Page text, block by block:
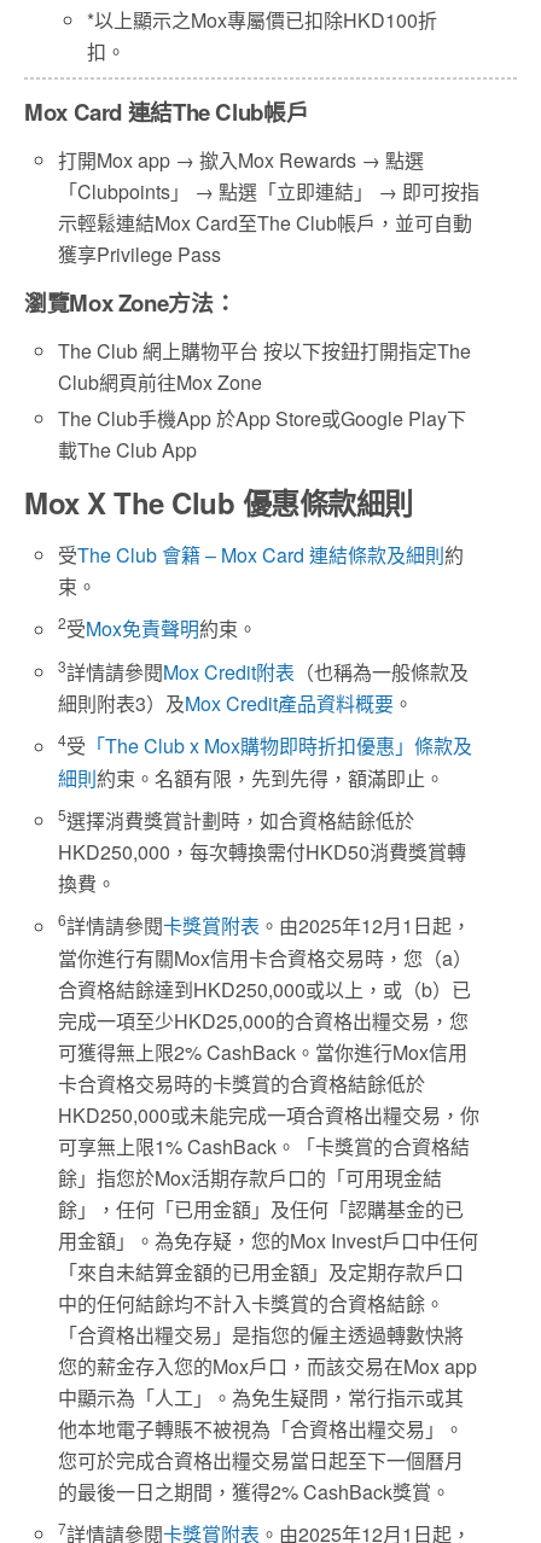
*以上顯示之Mox專屬價已扣除HKD100折
扣。
Mox Card 連結The Club帳戶
打開Mox app → 撳入Mox Rewards → 點選
「Clubpoints」 → 點選「立即連結」 → 即可按指
示輕鬆連結Mox Card至The Club帳戶，並可自動
獲享Privilege Pass
瀏覽Mox Zone方法：
The Club 網上購物平台 按以下按鈕打開指定The
Club網頁前往Mox Zone
The Club手機App 於App Store或Google Play下
載The Club App
Mox X The Club 優惠條款細則
受The Club 會籍 – Mox Card 連結條款及細則約
束。
2受Mox免責聲明約束。
3詳情請參閱Mox Credit附表 （也稱為一般條款及
細則附表3）及Mox Credit產品資料概要 。
4受 「The Club x Mox購物即時折扣優惠」條款及
細則約束。名額有限，先到先得，額滿即止。
5選擇消費獎賞計劃時，如合資格結餘低於
HKD250,000，每次轉換需付HKD50消費獎賞轉
換費。
6詳情請參閱卡獎賞附表 。由2025年12月1日起，
當你進行有關Mox信用卡合資格交易時，您（a）
合資格結餘達到HKD250,000或以上，或（b）已
完成一項至少HKD25,000的合資格出糧交易，您
可獲得無上限2% CashBack。當你進行Mox信用
卡合資格交易時的卡獎賞的合資格結餘低於
HKD250,000或未能完成一項合資格出糧交易，你
可享無上限1% CashBack。「卡獎賞的合資格結
餘」指您於Mox活期存款戶口的「可用現金結
餘」，任何「已用金額」及任何「認購基金的已
用金額」。為免存疑，您的Mox Invest戶口中任何
「來自未結算金額的已用金額」及定期存款戶口
中的任何結餘均不計入卡獎賞的合資格結餘。
「合資格出糧交易」是指您的僱主透過轉數快將
您的薪金存入您的Mox戶口，而該交易在Mox app
中顯示為「人工」。為免生疑問，常行指示或其
他本地電子轉賬不被視為「合資格出糧交易」。
您可於完成合資格出糧交易當日起至下一個曆月
的最後一日之期間，獲得2% CashBack獎賞。
7詳情請參閱卡獎賞附表 。由2025年12月1日起，